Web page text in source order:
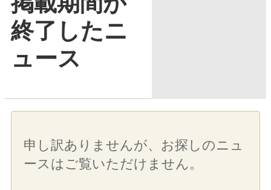
終了したニ
ュース
申し訳ありませんが、お探しのニュ
ースはご覧いただけません。